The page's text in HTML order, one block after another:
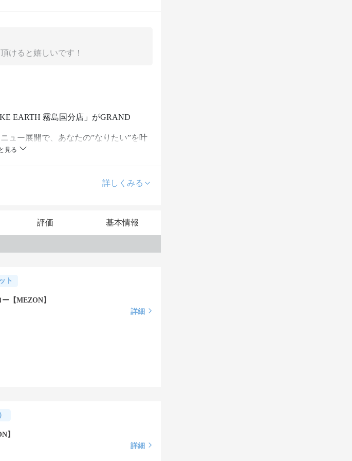
けると嬉しいです！
EARTH 霧島国分店」がGRAND
ュー展開で、あなたの”なりたい”を叶
詳しくみる
評価 基本情報
ト
【MEZON】
詳細
】
詳細